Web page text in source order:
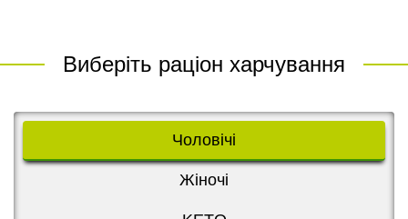
Виберіть раціон харчування
Чоловічі
Жіночі